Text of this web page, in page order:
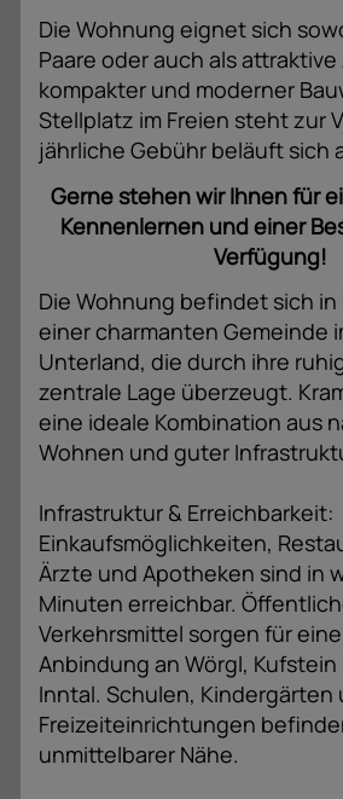
Die Wohnung eignet sich
Paare oder auch als attraktive
kompakter und moderner
Stellplatz im Freien steht zur
jährliche Gebühr beläuft sich
Gerne stehen wir Ihnen für
Kennenlernen und einer
Verfügung!
Die Wohnung befindet sich in
einer charmanten Gemeinde
Unterland, die durch ihre
zentrale Lage überzeugt.
eine ideale Kombination aus
Wohnen und guter
Infrastruktur & Erreichbarkeit:
Einkaufsmöglichkeiten,
Ärzte und Apotheken sind in
Minuten erreichbar.
Verkehrsmittel sorgen für
Anbindung an Wörgl,
Inntal. Schulen, Kindergärten
Freizeiteinrichtungen
unmittelbarer Nähe.